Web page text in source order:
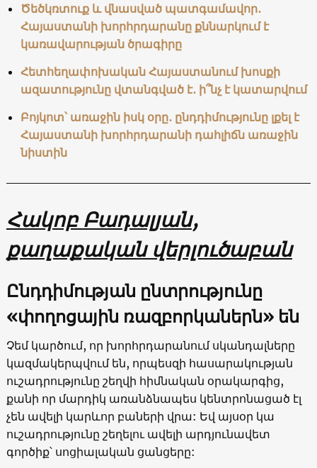
Ծեծկռտուք և վնասված պատգամավոր․
Հայաստանի խորհրդարանը քննարկում է
կառավարության ծրագիրը
Հետհեղափոխական Հայաստանում խոսքի
ազատությունը վտանգված է․ ի՞նչ է կատարվում
Բոյկոտ՝ առաջին իսկ օրը․ ընդդիմությունը լքել է
Հայաստանի խորհրդարանի դահլիճն առաջին
նիստին
Հակոբ Բադալյան,
քաղաքական վերլուծաբան
Ընդդիմության ընտրությունը
«փողոցային ռազբորկաներն» են
Չեմ կարծում, որ խորհրդարանում սկանդալները
կազմակերպվում են, որպեսզի հասարակության
ուշադրությունը շեղվի հիմնական օրակարգից,
քանի որ մարդիկ առանձնապես կենտրոնացած էլ
չեն ավելի կարևոր բաների վրա: Եվ այսօր կա
ուշադրությունը շեղելու ավելի արդյունավետ
գործիք՝ սոցիալական ցանցերը: